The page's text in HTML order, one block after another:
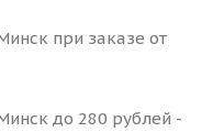
при заказе от
до 280 рублей -